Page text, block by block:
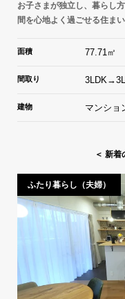
お子さまが独立し、暮らし
間を心地よく過ごせる住ま
面積 77.71㎡
間取り
建物 マンショ
＜ 新着
ふたり暮らし（夫婦）